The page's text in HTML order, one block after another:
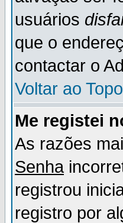
usuários
que o
contactar o
Voltar ao Topo
Me registei
As razões
Senha
registrou
registro por